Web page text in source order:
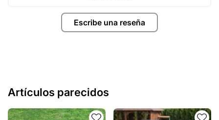
Escribe una reseña
Artículos parecidos